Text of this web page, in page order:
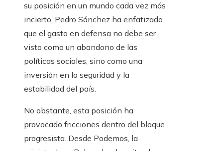
su posición en un mundo cada vez más
incierto. Pedro Sánchez ha enfatizado
que el gasto en defensa no debe ser
visto como un abandono de las
políticas sociales, sino como una
inversión en la seguridad y la
estabilidad del país.
No obstante, esta posición ha
provocado fricciones dentro del bloque
progresista. Desde Podemos, la